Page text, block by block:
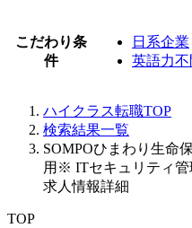
こだわり条
件
日系企業
英語力不
ハイクラス転職TOP
検索結果一覧
SOMPOひまわり生命
用※ ITセキュリティ管
求人情報詳細
TOP